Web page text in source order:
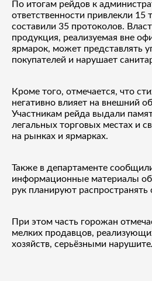
По итогам рейдов к
ответственности привлекли 15
составили 35 протоколов.
продукция, реализуемая вне
ярмарок, может представлять
покупателей и нарушает
Кроме того, отмечается, что
негативно влияет на внешний
Участникам рейда выдали
легальных торговых местах и
на рынках и ярмарках.
Также в департаменте
информационные материалы об
рук планируют
При этом часть горожан
мелких продавцов,
хозяйств, серьёзными